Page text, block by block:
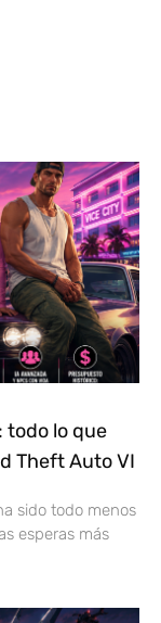
todo lo que
Theft Auto VI
sido todo menos
esperas más